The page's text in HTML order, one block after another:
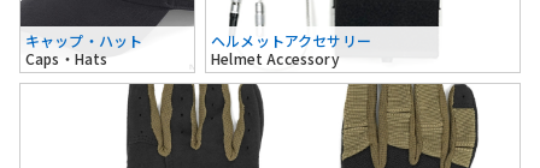
キャップ・ハット
Caps・Hats
ヘルメットアクセサリー
Helmet Accessory